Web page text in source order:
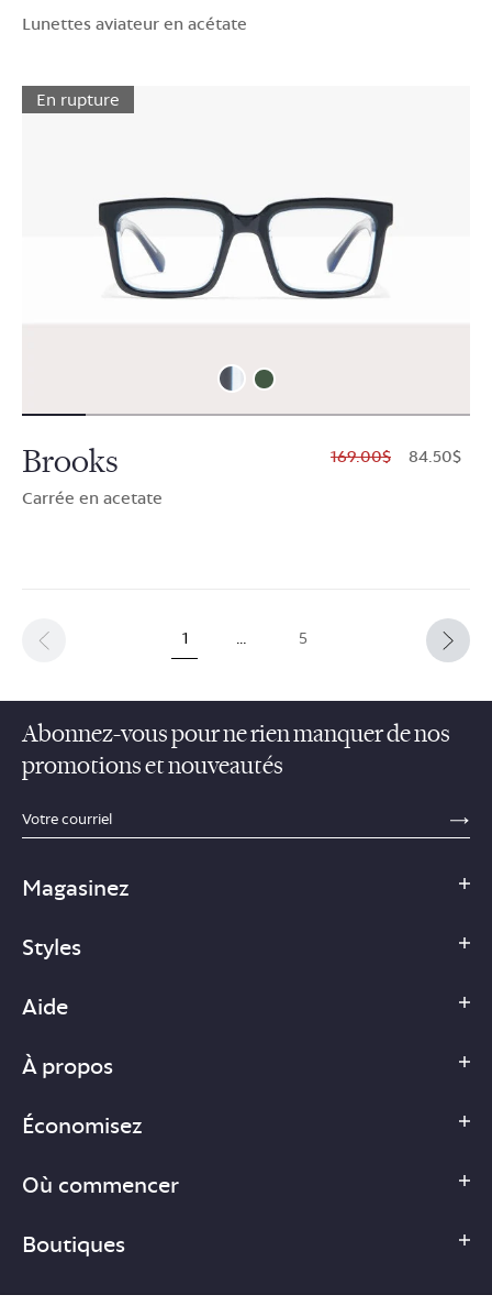
Lunettes aviateur en acétate
En rupture
Brooks
Carrée en acetate
$169.00 $84.50
1 … 5
Abonnez-vous pour ne rien manquer de nos
promotions et nouveautés
sections.footer.email_field_ada_label
Magasinez
Styles
Aide
À propos
Économisez
Où commencer
Boutiques